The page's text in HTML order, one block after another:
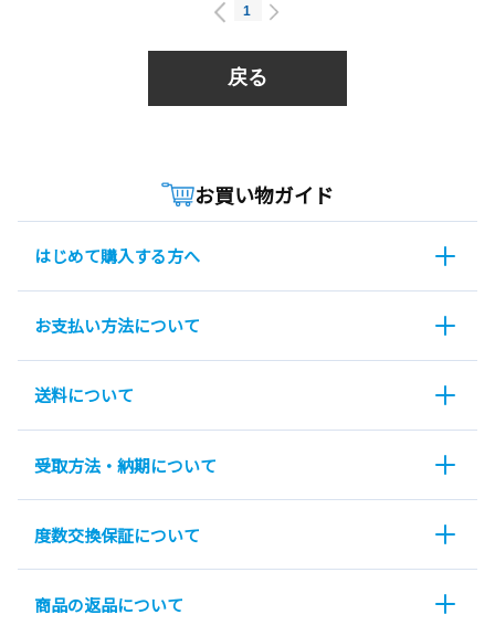
1
戻る
お買い物ガイド
はじめて購入する方へ
お支払い方法について
送料について
受取方法・納期について
度数交換保証について
商品の返品について